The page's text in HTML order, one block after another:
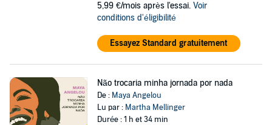
5,99 €/mois après l'essai. Voir
conditions d'éligibilité
Essayez Standard gratuitement
Não trocaria minha jornada por nada
De : Maya Angelou
Lu par : Martha Mellinger
Durée : 1 h et 34 min